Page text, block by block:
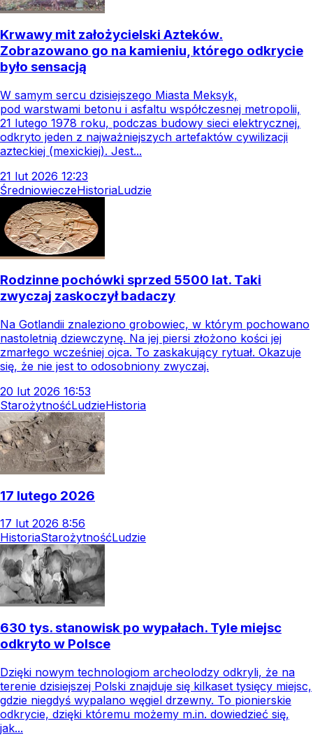
Krwawy mit założycielski Azteków.
Zobrazowano go na kamieniu, którego odkrycie
było sensacją
W samym sercu dzisiejszego Miasta Meksyk,
pod warstwami betonu i asfaltu współczesnej metropolii,
21 lutego 1978 roku, podczas budowy sieci elektrycznej,
odkryto jeden z najważniejszych artefaktów cywilizacji
azteckiej (mexickiej). Jest...
21 lut 2026 12:23
ŚredniowieczeHistoriaLudzie
Rodzinne pochówki sprzed 5500 lat. Taki
zwyczaj zaskoczył badaczy
Na Gotlandii znaleziono grobowiec, w którym pochowano
nastoletnią dziewczynę. Na jej piersi złożono kości jej
zmarłego wcześniej ojca. To zaskakujący rytuał. Okazuje
się, że nie jest to odosobniony zwyczaj.
20 lut 2026 16:53
StarożytnośćLudzieHistoria
17 lutego 2026
17 lut 2026 8:56
HistoriaStarożytnośćLudzie
630 tys. stanowisk po wypałach. Tyle miejsc
odkryto w Polsce
Dzięki nowym technologiom archeolodzy odkryli, że na
terenie dzisiejszej Polski znajduje się kilkaset tysięcy miejsc,
gdzie niegdyś wypalano węgiel drzewny. To pionierskie
odkrycie, dzięki któremu możemy m.in. dowiedzieć się,
jak...